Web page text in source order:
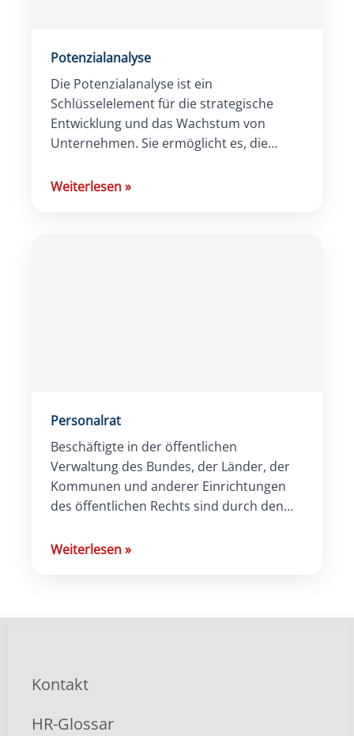
Potenzialanalyse
Die Potenzialanalyse ist ein
Schlüsselelement für die strategische
Entwicklung und das Wachstum von
Unternehmen. Sie ermöglicht es, die
Entwicklungsmöglichkeiten sowohl von
Weiterlesen»
Personalrat
Beschäftigte in der öffentlichen
Verwaltung des Bundes, der Länder, der
Kommunen und anderer Einrichtungen
des öffentlichen Rechts sind durch den
Pendant zum Betriebsrat in […]
Weiterlesen»
Kontakt
HR-Glossar